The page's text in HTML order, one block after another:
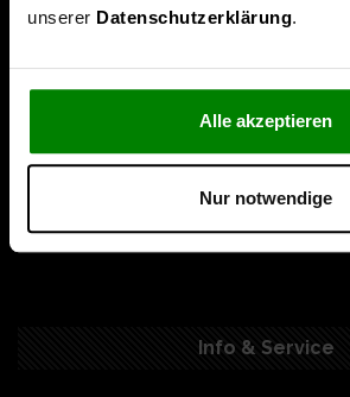
unserer Datenschutzerklärung.
Alle akzeptieren
Nur notwendige
Unternehmen
Leitbild & Philosophie
Service & Beratung
Folgen Sie uns
Info & Service